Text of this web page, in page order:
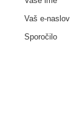
Vaš e-naslov
Sporočilo